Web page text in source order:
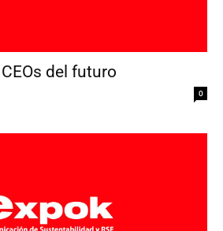
del futuro
0